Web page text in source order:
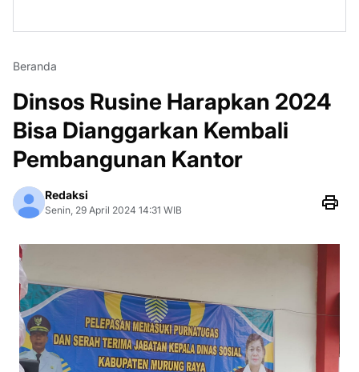
Beranda
Dinsos Rusine Harapkan 2024
Bisa Dianggarkan Kembali
Pembangunan Kantor
Redaksi
Senin, 29 April 2024 14:31 WIB